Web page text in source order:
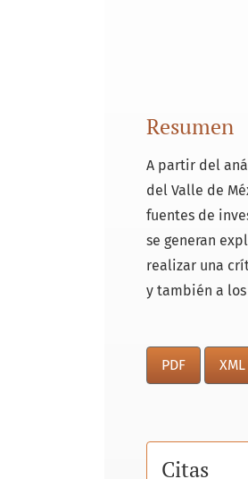
Resumen
A partir del
del Valle de
fuentes de
se generan
realizar una
y también a
PDF XML
Citas